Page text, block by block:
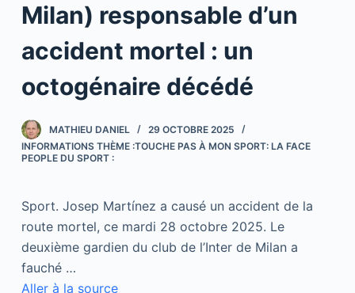
o
n
u
Milan) responsable d’un
accident mortel : un
octogénaire décédé
MATHIEU DANIEL
29 OCTOBRE 2025
INFORMATIONS THÈME :TOUCHE PAS À MON SPORT: LA FACE
PEOPLE DU SPORT :
Sport. Josep Martínez a causé un accident de la
route mortel, ce mardi 28 octobre 2025. Le
deuxième gardien du club de l’Inter de Milan a
fauché …
Aller à la source